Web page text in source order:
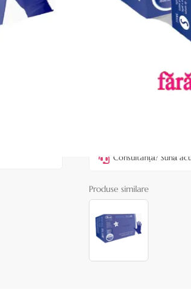
Preț:
Consultanță? Sună
Produse similare